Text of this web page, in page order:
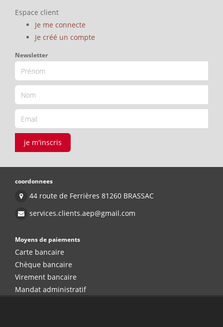
Espace client
Je me connecte
Je créé un compte
Newsletter
je m'inscris
coordonnees
44 route de Ferrières 81260 BRASSAC
services.clients.aep@gmail.com
Moyens de paiements
Carte bancaire
Chèque bancaire
Virement bancaire
Mandat administratif